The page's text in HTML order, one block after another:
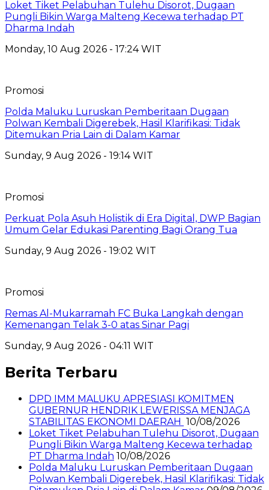
Loket Tiket Pelabuhan Tulehu Disorot, Dugaan
Pungli Bikin Warga Malteng Kecewa terhadap PT
Dharma Indah
Monday, 10 Aug 2026 - 17:24 WIT
Promosi
Polda Maluku Luruskan Pemberitaan Dugaan
Polwan Kembali Digerebek, Hasil Klarifikasi: Tidak
Ditemukan Pria Lain di Dalam Kamar
Sunday, 9 Aug 2026 - 19:14 WIT
Promosi
Perkuat Pola Asuh Holistik di Era Digital, DWP Bagian
Umum Gelar Edukasi Parenting Bagi Orang Tua
Sunday, 9 Aug 2026 - 19:02 WIT
Promosi
Remas Al-Mukarramah FC Buka Langkah dengan
Kemenangan Telak 3-0 atas Sinar Pagi
Sunday, 9 Aug 2026 - 04:11 WIT
Berita Terbaru
DPD IMM MALUKU APRESIASI KOMITMEN
GUBERNUR HENDRIK LEWERISSA MENJAGA
STABILITAS EKONOMI DAERAH 10/08/2026
Loket Tiket Pelabuhan Tulehu Disorot, Dugaan
Pungli Bikin Warga Malteng Kecewa terhadap
PT Dharma Indah 10/08/2026
Polda Maluku Luruskan Pemberitaan Dugaan
Polwan Kembali Digerebek, Hasil Klarifikasi: Tidak